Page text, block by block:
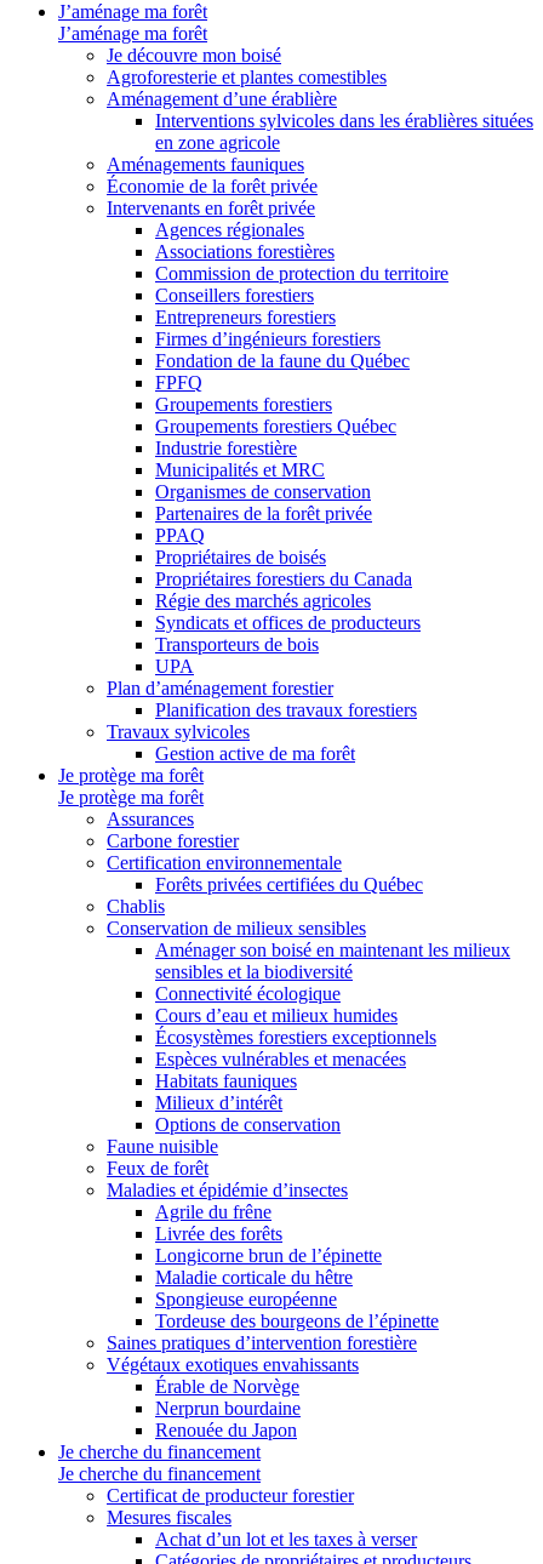
J’aménage ma forêt
J’aménage ma forêt
Je découvre mon boisé
Agroforesterie et plantes comestibles
Aménagement d’une érablière
Interventions sylvicoles dans les érablières situées
en zone agricole
Aménagements fauniques
Économie de la forêt privée
Intervenants en forêt privée
Agences régionales
Associations forestières
Commission de protection du territoire
Conseillers forestiers
Entrepreneurs forestiers
Firmes d’ingénieurs forestiers
Fondation de la faune du Québec
FPFQ
Groupements forestiers
Groupements forestiers Québec
Industrie forestière
Municipalités et MRC
Organismes de conservation
Partenaires de la forêt privée
PPAQ
Propriétaires de boisés
Propriétaires forestiers du Canada
Régie des marchés agricoles
Syndicats et offices de producteurs
Transporteurs de bois
UPA
Plan d’aménagement forestier
Planification des travaux forestiers
Travaux sylvicoles
Gestion active de ma forêt
Je protège ma forêt
Je protège ma forêt
Assurances
Carbone forestier
Certification environnementale
Forêts privées certifiées du Québec
Chablis
Conservation de milieux sensibles
Aménager son boisé en maintenant les milieux
sensibles et la biodiversité
Connectivité écologique
Cours d’eau et milieux humides
Écosystèmes forestiers exceptionnels
Espèces vulnérables et menacées
Habitats fauniques
Milieux d’intérêt
Options de conservation
Faune nuisible
Feux de forêt
Maladies et épidémie d’insectes
Agrile du frêne
Livrée des forêts
Longicorne brun de l’épinette
Maladie corticale du hêtre
Spongieuse européenne
Tordeuse des bourgeons de l’épinette
Saines pratiques d’intervention forestière
Végétaux exotiques envahissants
Érable de Norvège
Nerprun bourdaine
Renouée du Japon
Je cherche du financement
Je cherche du financement
Certificat de producteur forestier
Mesures fiscales
Achat d’un lot et les taxes à verser